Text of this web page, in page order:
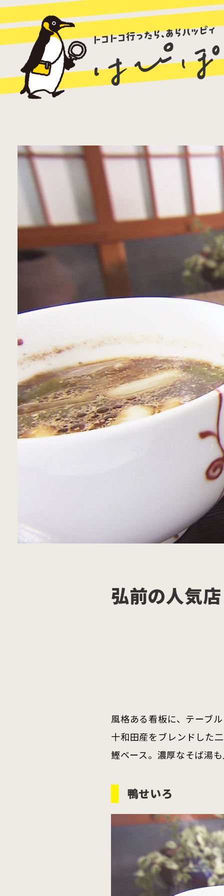
ラーメン
青森市 五所川原市
三沢市 八戸市
ホーム
弘前の人気
風格ある看板に、テーブ
十和田産をブレンドした
鰹ベース。濃厚なそば湯
鴨せいろ